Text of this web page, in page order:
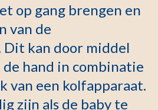
op gang brengen en
van de
kan door middel
hand in combinatie
van een kolfapparaat.
zijn als de baby te